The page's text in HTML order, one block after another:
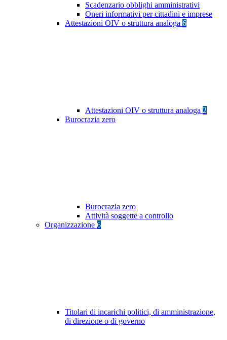
Scadenzario obblighi amministrativi
Oneri informativi per cittadini e imprese
Attestazioni OIV o struttura analoga 6
Attestazioni OIV o struttura analoga 2
Burocrazia zero
Burocrazia zero
Attività soggette a controllo
Organizzazione 6
Titolari di incarichi politici, di amministrazione,
di direzione o di governo